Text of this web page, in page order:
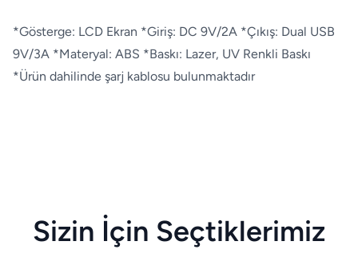
*Gösterge: LCD Ekran *Giriş: DC 9V/2A *Çıkış: Dual USB
9V/3A *Materyal: ABS *Baskı: Lazer, UV Renkli Baskı
*Ürün dahilinde şarj kablosu bulunmaktadır
Sizin İçin Seçtiklerimiz